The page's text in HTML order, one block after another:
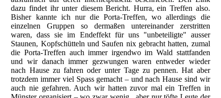
dazu findet ihr unter diesem Bericht. Hurra, ein Treffen also.
Bisher kannte ich nur die Porta-Treffen, wo allerdings die
einzelnen Gruppen so dermaßen untereinander zerstritten
waren, dass sie im Endeffekt für uns "unbeteiligte" ausser
Staunen, Kopfschütteln und Saufen nix gebracht hatten, zumal
die Porta-Treffen auch immer irgendwo im Wald stattfanden
und wir danach immer gezwungen waren entweder wieder
nach Hause zu fahren oder unter Tage zu pennen. Hat aber
trotzdem immer viel Spass gemacht – und nach Hause sind wir
auch nie gefahren. Auch wir hatten zuvor mal ein Treffen in